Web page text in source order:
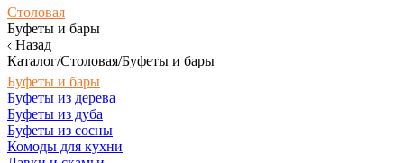
Столовая
Буфеты и бары
Назад
Каталог/Столовая/Буфеты и бары
Буфеты и бары
Буфеты из дерева
Буфеты из дуба
Буфеты из сосны
Комоды для кухни